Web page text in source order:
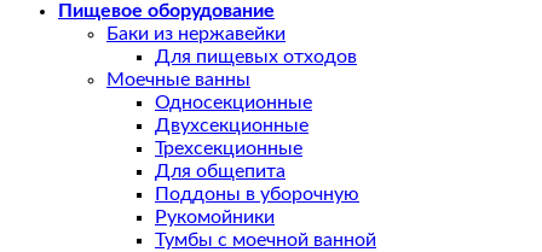
Пищевое оборудование
Баки из нержавейки
Для пищевых отходов
Моечные ванны
Односекционные
Двухсекционные
Трехсекционные
Для общепита
Поддоны в уборочную
Рукомойники
Тумбы с моечной ванной